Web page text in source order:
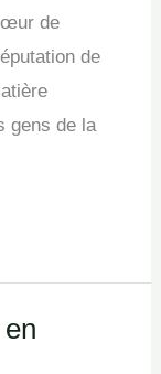
de
de
gens de la